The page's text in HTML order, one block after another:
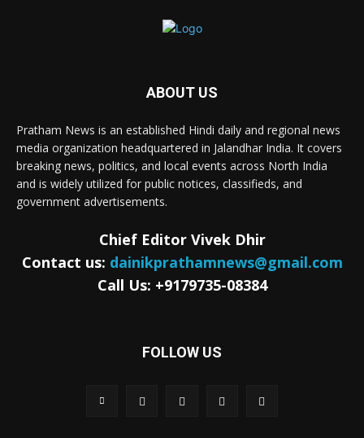
ABOUT US
Pratham News is an established Hindi daily and regional news
media organization headquartered in Jalandhar India. It covers
breaking news, politics, and local events across North India
and is widely utilized for public notices, classifieds, and
government advertisements.
Chief Editor Vivek Dhir
Contact us: dainikprathamnews@gmail.com
Call Us: +9179735-08384
FOLLOW US